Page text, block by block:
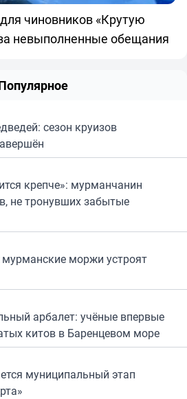
чиновников «Крутую
невыполненные обещания
сезон круизов
крепче»: мурманчанин
не тронувших забытые
мурманские моржи устроят
арбалет: учёные впервые
китов в Баренцевом море
муниципальный этап